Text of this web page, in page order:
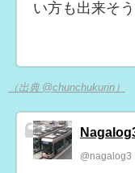
い方も出来そう
（出典 @chunchukurin）
@nagalog3